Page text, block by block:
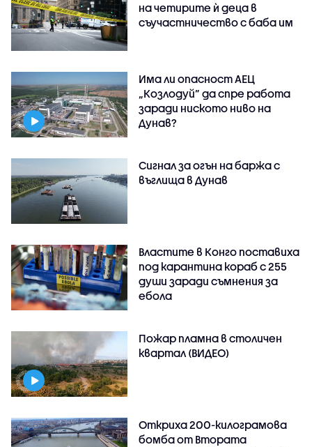
на четирите ѝ деца в
съучастничество с баба им
Има ли опасност АЕЦ
„Козлодуй” да спре работа
заради ниското ниво на
Дунав?
Сигнал за огън на баржа с
въглища в Дунав
Властите в Конго поставиха
под карантина кораб с 255
души заради съмнения за
ебола
Пожар пламна в столичен
квартал (ВИДЕО)
Откриха 200-килограмова
бомба от Втората